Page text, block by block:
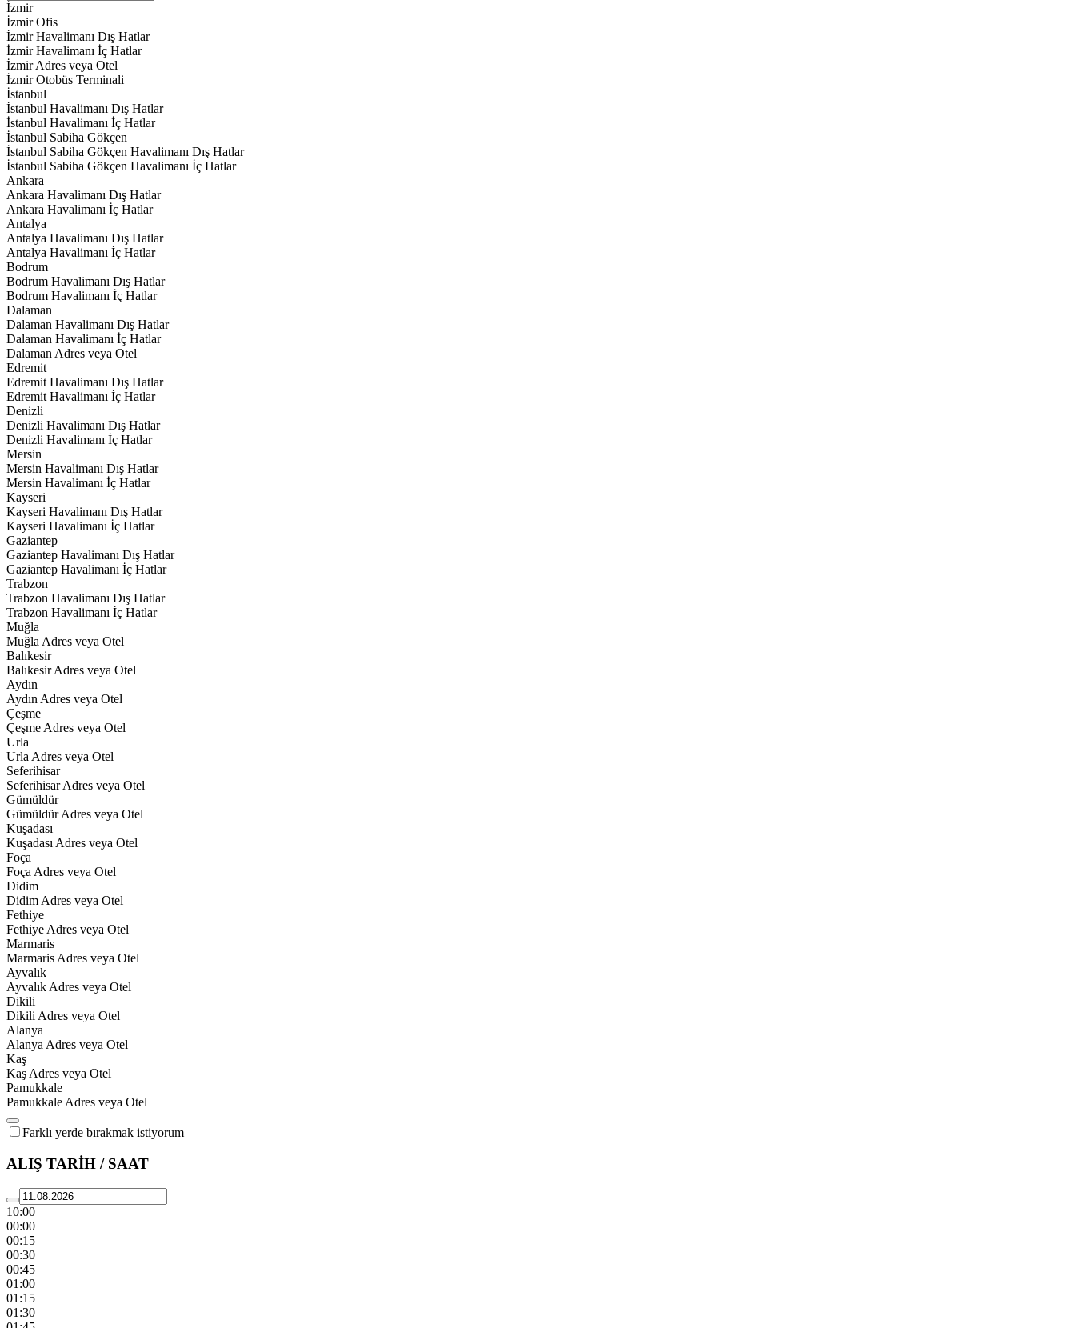
İzmir
İzmir Ofis
İzmir Havalimanı Dış Hatlar
İzmir Havalimanı İç Hatlar
İzmir Adres veya Otel
İzmir Otobüs Terminali
İstanbul
İstanbul Havalimanı Dış Hatlar
İstanbul Havalimanı İç Hatlar
İstanbul Sabiha Gökçen
İstanbul Sabiha Gökçen Havalimanı Dış Hatlar
İstanbul Sabiha Gökçen Havalimanı İç Hatlar
Ankara
Ankara Havalimanı Dış Hatlar
Ankara Havalimanı İç Hatlar
Antalya
Antalya Havalimanı Dış Hatlar
Antalya Havalimanı İç Hatlar
Bodrum
Bodrum Havalimanı Dış Hatlar
Bodrum Havalimanı İç Hatlar
Dalaman
Dalaman Havalimanı Dış Hatlar
Dalaman Havalimanı İç Hatlar
Dalaman Adres veya Otel
Edremit
Edremit Havalimanı Dış Hatlar
Edremit Havalimanı İç Hatlar
Denizli
Denizli Havalimanı Dış Hatlar
Denizli Havalimanı İç Hatlar
Mersin
Mersin Havalimanı Dış Hatlar
Mersin Havalimanı İç Hatlar
Kayseri
Kayseri Havalimanı Dış Hatlar
Kayseri Havalimanı İç Hatlar
Gaziantep
Gaziantep Havalimanı Dış Hatlar
Gaziantep Havalimanı İç Hatlar
Trabzon
Trabzon Havalimanı Dış Hatlar
Trabzon Havalimanı İç Hatlar
Muğla
Muğla Adres veya Otel
Balıkesir
Balıkesir Adres veya Otel
Aydın
Aydın Adres veya Otel
Çeşme
Çeşme Adres veya Otel
Urla
Urla Adres veya Otel
Seferihisar
Seferihisar Adres veya Otel
Gümüldür
Gümüldür Adres veya Otel
Kuşadası
Kuşadası Adres veya Otel
Foça
Foça Adres veya Otel
Didim
Didim Adres veya Otel
Fethiye
Fethiye Adres veya Otel
Marmaris
Marmaris Adres veya Otel
Ayvalık
Ayvalık Adres veya Otel
Dikili
Dikili Adres veya Otel
Alanya
Alanya Adres veya Otel
Kaş
Kaş Adres veya Otel
Pamukkale
Pamukkale Adres veya Otel
Farklı yerde bırakmak istiyorum
ALIŞ TARİH / SAAT
10:00
00:00
00:15
00:30
00:45
01:00
01:15
01:30